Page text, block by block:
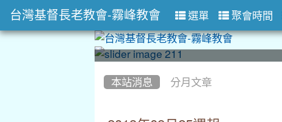
本站消息 分月文章
台灣基督長老教會-霧峰教會 ::: 選單 聚會時間